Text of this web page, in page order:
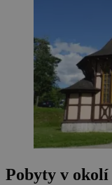
Pobyty v okolí